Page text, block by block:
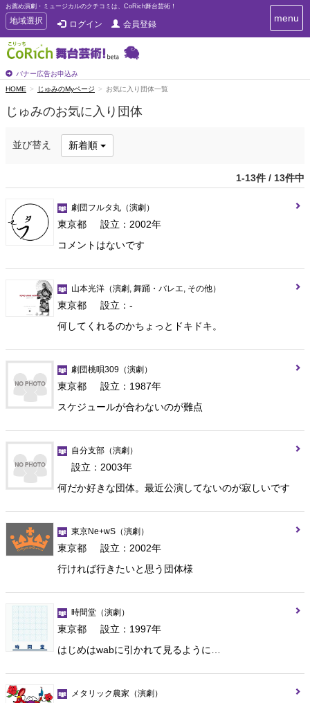
お薦め演劇・ミュージカルのクチコミは、CoRich舞台芸術！
T
o
g
g
e
n
v
a
地域選択 ログイン 会員登録
バナー広告お申込み
T
o
t
menu
HOME じゅみのMyページ お気に入り団体一覧
じゅみのお気に入り団体
並び替え 新着順
1-13件 / 13件中
劇団フルタ丸 （演劇）
東京都
設立：2002年
コメントはないです
山本光洋 （演劇, 舞踊・バレエ, その他）
東京都
設立：-
何してくれるのかちょっとドキドキ。
劇団桃唄309 （演劇）
東京都
設立：1987年
スケジュールが合わないのが難点
自分支部 （演劇）
設立：2003年
何だか好きな団体。最近公演してないのが寂しいです
東京Ne+wS （演劇）
東京都
設立：2002年
行ければ行きたいと思う団体様
時間堂 （演劇）
東京都
設立：1997年
はじめはwabに引かれて見るように…
メタリック農家 （演劇）